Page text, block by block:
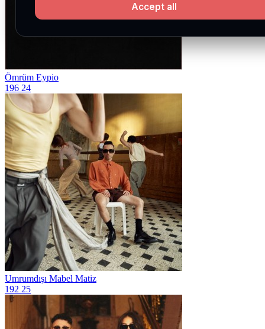
Ömrüm Eypio
196 24
Umrumdışı Mabel Matiz
192 25
Accept all